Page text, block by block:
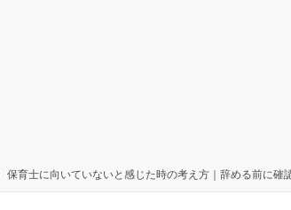
保育士に向いていないと感じた時の考え方｜辞める前に確